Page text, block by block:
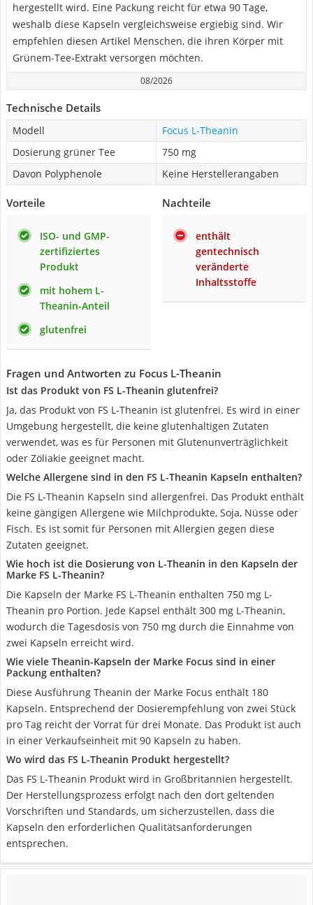
hergestellt wird. Eine Packung reicht für etwa 90 Tage,
weshalb diese Kapseln vergleichsweise ergiebig sind. Wir
empfehlen diesen Artikel Menschen, die ihren Körper mit
Grünem-Tee-Extrakt versorgen möchten.
08/2026
Technische Details
Modell
Focus L-Theanin
Dosierung grüner Tee
750 mg
Davon Polyphenole
Keine Herstellerangaben
Vorteile
ISO- und GMP-
zertifiziertes
Produkt
mit hohem L-
Theanin-Anteil
glutenfrei
Nachteile
enthält
gentechnisch
veränderte
Inhaltsstoffe
Fragen und Antworten zu Focus L-Theanin
Ist das Produkt von FS L-Theanin glutenfrei?
Ja, das Produkt von FS L-Theanin ist glutenfrei. Es wird in einer
Umgebung hergestellt, die keine glutenhaltigen Zutaten
verwendet, was es für Personen mit Glutenunverträglichkeit
oder Zöliakie geeignet macht.
Welche Allergene sind in den FS L-Theanin Kapseln enthalten?
Die FS L-Theanin Kapseln sind allergenfrei. Das Produkt enthält
keine gängigen Allergene wie Milchprodukte, Soja, Nüsse oder
Fisch. Es ist somit für Personen mit Allergien gegen diese
Zutaten geeignet.
Wie hoch ist die Dosierung von L-Theanin in den Kapseln der
Marke FS L-Theanin?
Die Kapseln der Marke FS L-Theanin enthalten 750 mg L-
Theanin pro Portion. Jede Kapsel enthält 300 mg L-Theanin,
wodurch die Tagesdosis von 750 mg durch die Einnahme von
zwei Kapseln erreicht wird.
Wie viele Theanin-Kapseln der Marke Focus sind in einer
Packung enthalten?
Diese Ausführung Theanin der Marke Focus enthält 180
Kapseln. Entsprechend der Dosierempfehlung von zwei Stück
pro Tag reicht der Vorrat für drei Monate. Das Produkt ist auch
in einer Verkaufseinheit mit 90 Kapseln zu haben.
Wo wird das FS L-Theanin Produkt hergestellt?
Das FS L-Theanin Produkt wird in Großbritannien hergestellt.
Der Herstellungsprozess erfolgt nach den dort geltenden
Vorschriften und Standards, um sicherzustellen, dass die
Kapseln den erforderlichen Qualitätsanforderungen
entsprechen.